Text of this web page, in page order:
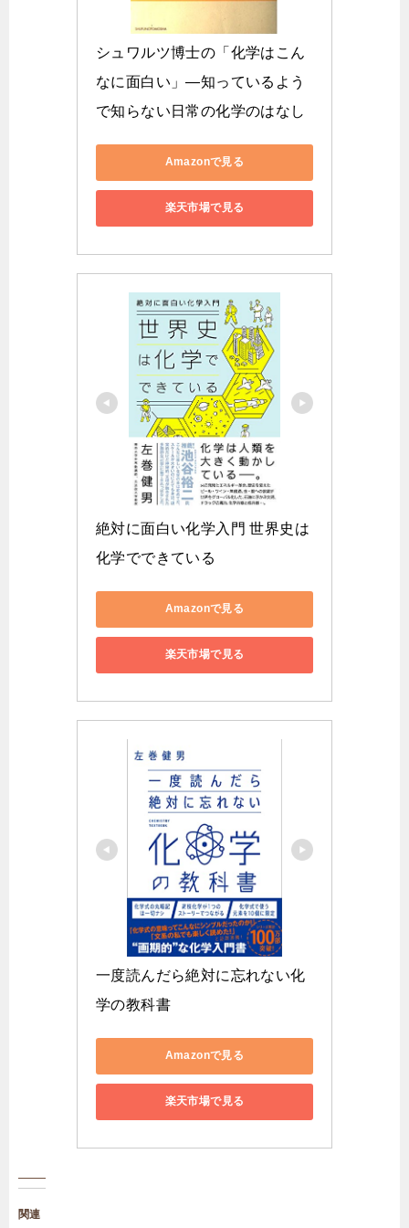
シュワルツ博士の「化学はこん
なに面白い」―知っているよう
で知らない日常の化学のはなし
Amazonで見る
楽天市場で見る
絶対に面白い化学入門 世界史は
化学でできている
Amazonで見る
楽天市場で見る
一度読んだら絶対に忘れない化
学の教科書
Amazonで見る
楽天市場で見る
関連